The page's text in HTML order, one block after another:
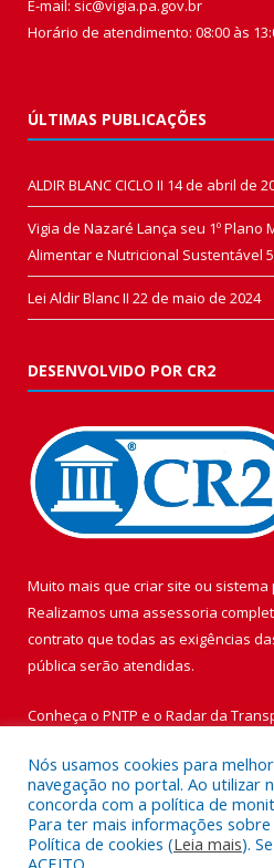
E-mail: sic@vigia.pa.gov.br
Horário de atendimento: 08:00 às
ÚLTIMAS PUBLICAÇÕES
ALDIR BLANC CICLO II 14 de abril de
Vigia de Nazaré Lança seu 1º Plano
Alimentar e Nutricional Sustentável
Lei Aldir Blanc II 22 de maio de 2024
DESENVOLVIDO POR CR2
Muito mais que criar site ou sistema
Realizamos uma assessoria
contrato que todas as exigências
pública serão atendidas.
Conheça o PNTP e o Radar da
Todos os direitos reservados a
Nazaré.
Nós usamos cookies para
navegação no portal. Ao utilizar
concorda com a política de
Para ter mais informações
Política de cookies (Leia mais).
ACEITO.